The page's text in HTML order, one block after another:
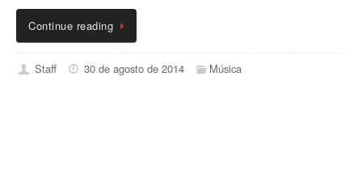
Continue reading
Staff 30 de agosto de 2014 Música